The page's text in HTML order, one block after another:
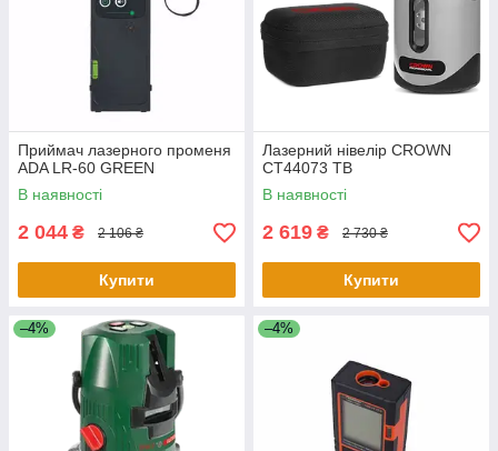
Приймач лазерного променя
ADA LR-60 GREEN
В наявності
2 044 ₴ 2 106 ₴
Купити
Лазерний нівелір CROWN
CT44073 TB
В наявності
2 619 ₴ 2 730 ₴
Купити
–4% –4%